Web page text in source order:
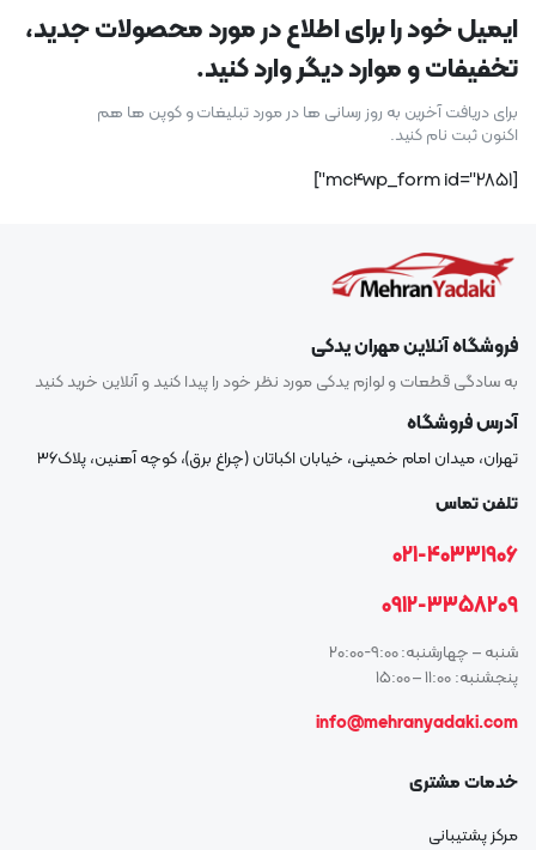
ایمیل خود را برای اطلاع در مورد محصولات جدید،
تخفیفات و موارد دیگر وارد کنید.
برای دریافت آخرین به روز رسانی ها در مورد تبلیغات و کوپن ها هم
اکنون ثبت نام کنید.
[mc4wp_form id="2851"]
فروشگاه آنلاین مهران یدکی
به سادگی قطعات و لوازم یدکی مورد نظر خود را پیدا کنید و آنلاین خرید کنید
آدرس فروشگاه
تهران، میدان امام خمینی، خیابان اکباتان (چراغ برق)، کوچه آهنین، پلاک۳۶
تلفن تماس
021-40331906
0912-3358209
شنبه – چهارشنبه: 9:00-20:00
پنجشنبه: 11:00 – 15:00
info@mehranyadaki.com
خدمات مشتری
مرکز پشتیبانی